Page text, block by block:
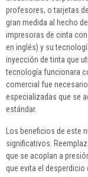
profesores, o tarjetas
gran medida al hecho
impresoras de cinta
en inglés) y su
inyección de tinta que
tecnología funcionara
comercial fue
especializadas que se
estándar.
Los beneficios de este
significativos.
que se acoplan a
que evita el desperdicio